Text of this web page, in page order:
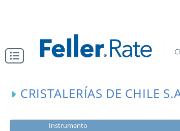
CRISTALERÍAS DE CHILE
Instrumento